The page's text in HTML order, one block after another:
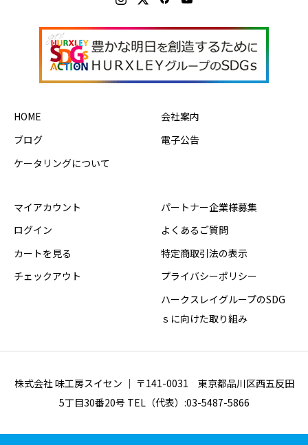
HOME
ブログ
ケータリングについて
会社案内
電子公告
マイアカウント
ログイン
カートを見る
チェックアウト
パートナー企業様募集
よくあるご質問
特定商取引法の表示
プライバシーポリシー
ハークスレイグループのSDG
ｓに向けた取り組み
株式会社 味工房スイセン ｜ 〒141-0031 東京都品川区西五反田
5丁目30番20号 TEL（代表）:03-5487-5866